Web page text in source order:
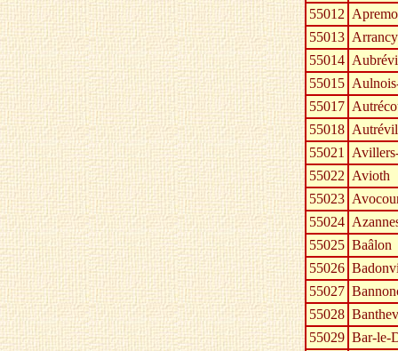
55012
55013
55014
55015
55017
55018
55021
55022 Avioth
55023
55024
55025 Baâlon
55026
55027
55028
55029 Bar-le-